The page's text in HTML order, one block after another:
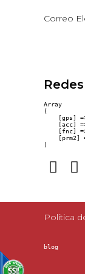
Correo
Array
(
[gps]
[acc]
[fnc]
[prm2]
Política
blog